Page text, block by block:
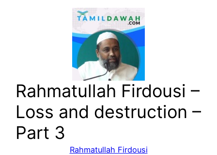
Rahmatullah Firdousi –
Loss and destruction –
Part 3
Rahmatullah Firdousi